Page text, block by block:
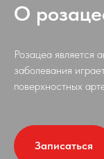
О
Розацеа является
заболевания
поверхностных
Записаться